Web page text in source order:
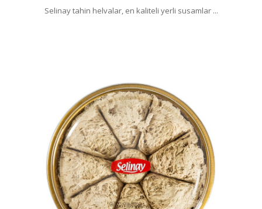
Selinay tahin helvalar, en kaliteli yerli susamlar ...